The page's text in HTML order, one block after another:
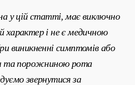
у цій статті, має виключно
характер і не є медичною
виникненні симптомів або
та порожниною рота
звернутися за